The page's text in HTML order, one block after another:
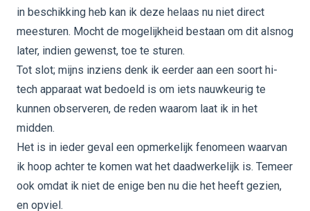
in beschikking heb kan ik deze helaas nu niet direct
meesturen. Mocht de mogelijkheid bestaan om dit alsnog
later, indien gewenst, toe te sturen.
Tot slot; mijns inziens denk ik eerder aan een soort hi-
tech apparaat wat bedoeld is om iets nauwkeurig te
kunnen observeren, de reden waarom laat ik in het
midden.
Het is in ieder geval een opmerkelijk fenomeen waarvan
ik hoop achter te komen wat het daadwerkelijk is. Temeer
ook omdat ik niet de enige ben nu die het heeft gezien,
en opviel.